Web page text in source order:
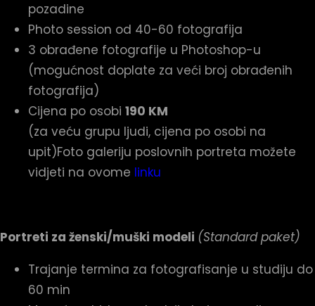
pozadine
Photo session od 40-60 fotografija
3 obrađene fotografije u Photoshop-u
(mogućnost doplate za veći broj obrađenih
fotografija)
Cijena po osobi 190 KM
(za veću grupu ljudi, cijena po osobi na
upit)Foto galeriju poslovnih portreta možete
vidjeti na ovome linku
Portreti za ženski/muški modeli (Standard paket)
Trajanje termina za fotografisanje u studiju do
60 min